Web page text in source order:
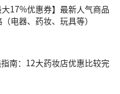
大17%优惠券】最新人气商品
电器、药妆、玩具等）
南：12大药妆店优惠比较完